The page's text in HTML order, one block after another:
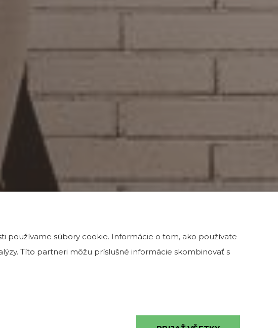
používame súbory cookie. Informácie o tom, ako používate
Títo partneri môžu príslušné informácie skombinovať s